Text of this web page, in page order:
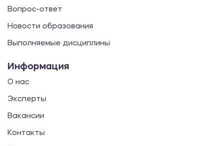
Вопрос-ответ
Новости образования
Выполняемые дисциплины
Информация
О нас
Эксперты
Вакансии
Контакты